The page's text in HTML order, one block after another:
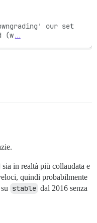
our set
(w …
sia in realtà più collaudata e
quindi probabilmente
stable dal 2016 senza